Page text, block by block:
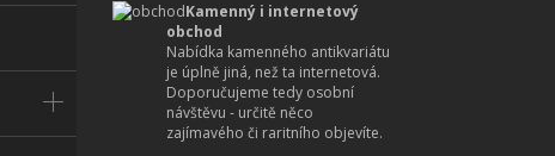
Kamenný i internetový
obchod
Nabídka kamenného antikvariátu
je úplně jiná, než ta internetová.
Doporučujeme tedy osobní
návštěvu - určitě něco
zajímavého či raritního objevíte.